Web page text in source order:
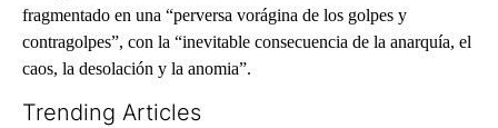
fragmentado en una “perversa vorágina de los golpes y
contragolpes”, con la “inevitable consecuencia de la anarquía, el
caos, la desolación y la anomia”.
Trending Articles